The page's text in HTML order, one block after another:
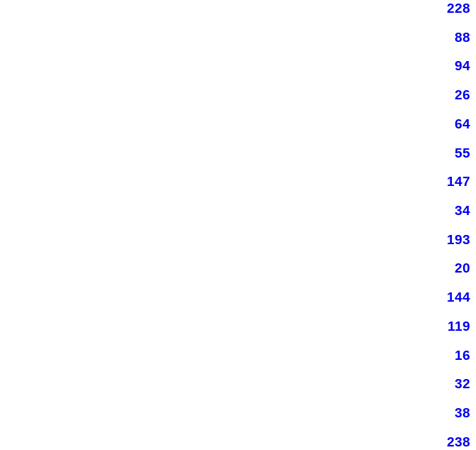
228
88
94
26
64
55
147
34
193
20
144
119
16
32
38
238